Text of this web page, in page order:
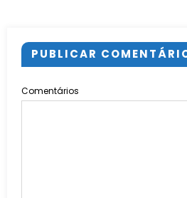
PUBLICAR
Comentários